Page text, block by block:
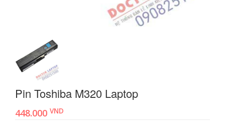
Pin Toshiba M320 Laptop
448.000 VND